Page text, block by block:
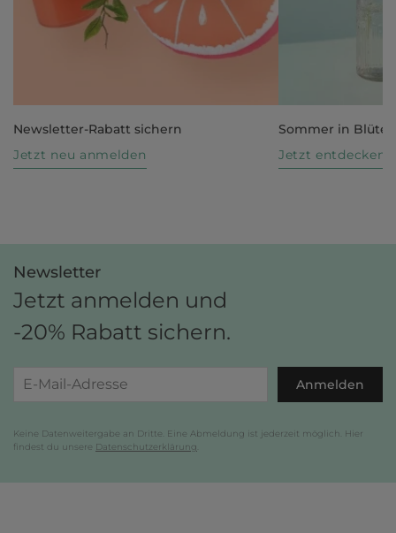
Newsletter-Rabatt sichern
Jetzt neu anmelden
Sommer in Blüte
Jetzt entdecken
Newsletter
Jetzt anmelden und
-20% Rabatt sichern.
Anmelden
Keine Datenweitergabe an Dritte. Eine Abmeldung ist jederzeit möglich. Hier
findest du unsere Datenschutzerklärung